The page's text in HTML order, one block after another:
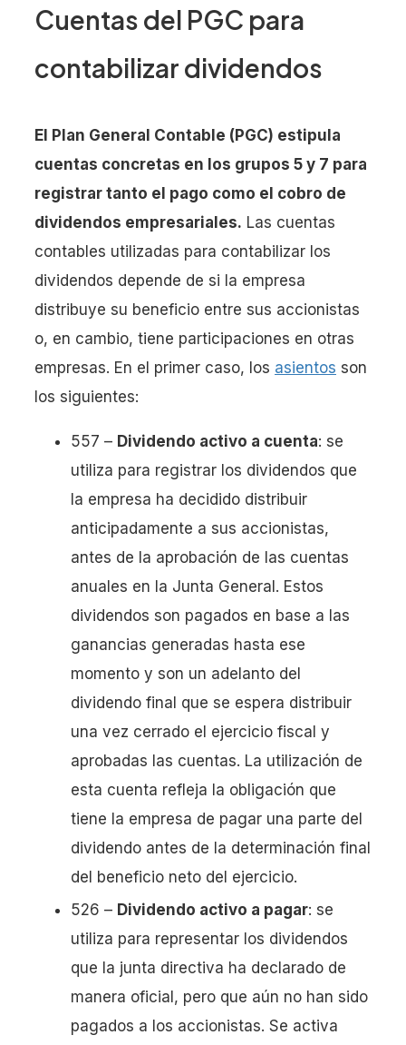
Cuentas del PGC para
contabilizar dividendos
El Plan General Contable (PGC) estipula
cuentas concretas en los grupos 5 y 7 para
registrar tanto el pago como el cobro de
dividendos empresariales. Las cuentas
contables utilizadas para contabilizar los
dividendos depende de si la empresa
distribuye su beneficio entre sus accionistas
o, en cambio, tiene participaciones en otras
empresas. En el primer caso, los asientos son
los siguientes:
557 – Dividendo activo a cuenta: se
utiliza para registrar los dividendos que
la empresa ha decidido distribuir
anticipadamente a sus accionistas,
antes de la aprobación de las cuentas
anuales en la Junta General. Estos
dividendos son pagados en base a las
ganancias generadas hasta ese
momento y son un adelanto del
dividendo final que se espera distribuir
una vez cerrado el ejercicio fiscal y
aprobadas las cuentas. La utilización de
esta cuenta refleja la obligación que
tiene la empresa de pagar una parte del
dividendo antes de la determinación final
del beneficio neto del ejercicio.
526 – Dividendo activo a pagar: se
utiliza para representar los dividendos
que la junta directiva ha declarado de
manera oficial, pero que aún no han sido
pagados a los accionistas. Se activa